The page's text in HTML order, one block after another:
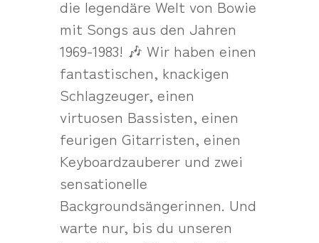
die legendäre Welt von Bowie
mit Songs aus den Jahren
1969-1983! 🎶 Wir haben einen
fantastischen, knackigen
Schlagzeuger, einen
virtuosen Bassisten, einen
feurigen Gitarristen, einen
Keyboardzauberer und zwei
sensationelle
Backgroundsängerinnen. Und
warte nur, bis du unseren